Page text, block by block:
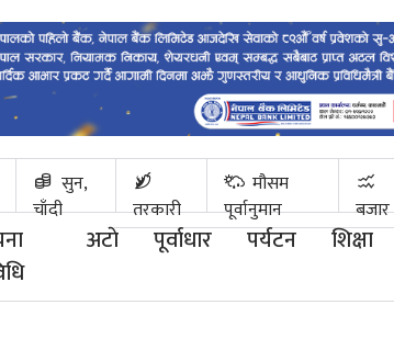
सुन,
चाँदी
तरकारी
मौसम
पूर्वानुमान
बजार
अटाे पूर्वाधार पर्यटन शिक्षा